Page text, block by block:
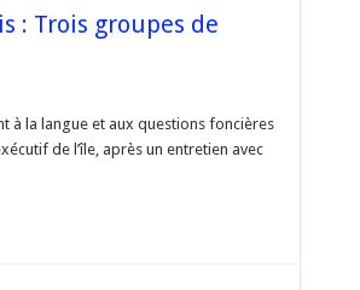
: Trois groupes de
à la langue et aux questions foncières
de l’île, après un entretien avec